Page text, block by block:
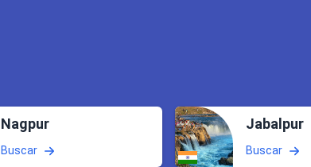
Nagpur
Buscar
Jabalpur
Buscar